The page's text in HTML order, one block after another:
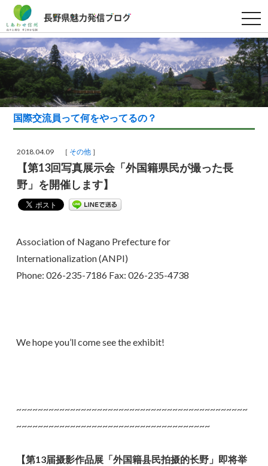
t
o
g
g
l
e
n
a
v
g
i
国際交流員って何をやってるの？
2018.04.09 ［ その他 ］
【第13回写真展示会「外国籍県民が撮った長
野」を開催します】
Association of Nagano Prefecture for
Internationalization (ANPI)
Phone: 026-235-7186 Fax: 026-235-4738
We hope you’ll come see the exhibit!
~~~~~~~~~~~~~~~~~~~~~~~~~~~~~~~~~~~~~~~~~~~
~~~~~~~~~~~~~~~~~~~~~~~~~~~~~~~~~~~~
【第13届摄影作品展「外国籍县民拍摄的长野」即将举